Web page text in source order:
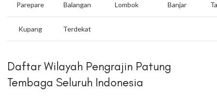
Parepare Balangan Lombok Banjar
Kupang Terdekat
Daftar Wilayah Pengrajin Patung
Tembaga Seluruh Indonesia